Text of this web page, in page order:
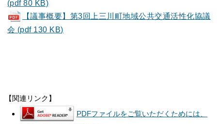
(pdf 80 KB)
【議事概要】第3回上三川町地域公共交通活性化協議
会 (pdf 130 KB)
【関連リンク】
PDFファイルをご覧いただくためには、